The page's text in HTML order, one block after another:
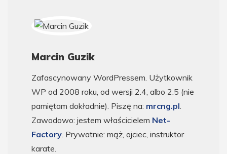
Marcin Guzik
Zafascynowany WordPressem. Użytkownik
WP od 2008 roku, od wersji 2.4, albo 2.5 (nie
pamiętam dokładnie). Piszę na: mrcng.pl
Zawodowo: jestem właścicielem Net-
Factory . Prywatnie: mąż, ojciec, instruktor
karate.